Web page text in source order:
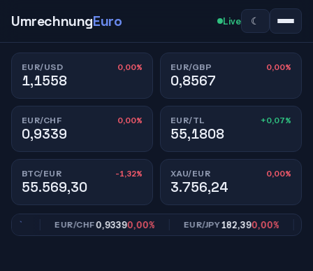
UmrechnungEuro Live ☾
EUR/USD 0,00%
1,1558
EUR/GBP 0,00%
0,8567
EUR/CHF 0,00%
0,9339
EUR/TL +0,07%
55,1808
BTC/EUR -1,32%
55.569,30
XAU/EUR 0,00%
3.756,24
EUR/CHF0,93390,00% EUR/JPY182,390,00%